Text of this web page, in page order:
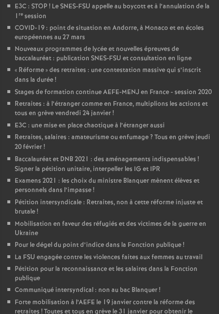
E3C : STOP! Le SNES-FSU appelle au boycott et à l’annulation de la
1 re session
COVID-19 : point de situation en Andorre, à Monaco et en écoles
européennes au 27 mars
Nouveaux programmes de lycée et nouvelles épreuves de
baccalauréat : publication SNES-FSU et consultation en ligne
« Réforme» des retraites : une contestation massive qui s’inscrit
dans la durée!
Stages de formation continue AEFE-MENJ en France - session 2020
Retraites : à l’étranger comme en France, multiplions les actions et
tous en grève vendredi 24 janvier!
E3C : une mise en place chaotique à l’étranger aussi
Retraites, salaires : amateurisme ou enfumage? Tous en grève jeudi
20 février!
Baccalauréat et DNB 2021 : des aménagements indispensables !
Signer la pétition unitaire, interpeller les IG et IPR
Examens 2021 : les choix du ministre Blanquer mènent élèves et
personnels dans l’impasse!
Pétition intersyndicale : Retraites, non à cette réforme injuste et
brutale!
Mobilisation en faveur des réfugiés et des victimes de la guerre en
Ukraine
Pour le dégel du point d’indice dans la Fonction publique!
La FSU engagée contre les violences faites aux femmes au travail
Pétition pour la reconnaissance et les salaires dans la Fonction
publique
Communiqué intersyndical : non au bac Blanquer!
Forte mobilisation à l’AEFE le 19 janvier contre la réforme des
retraites ! Toutes et tous en grève le 31 janvier pour obtenir le